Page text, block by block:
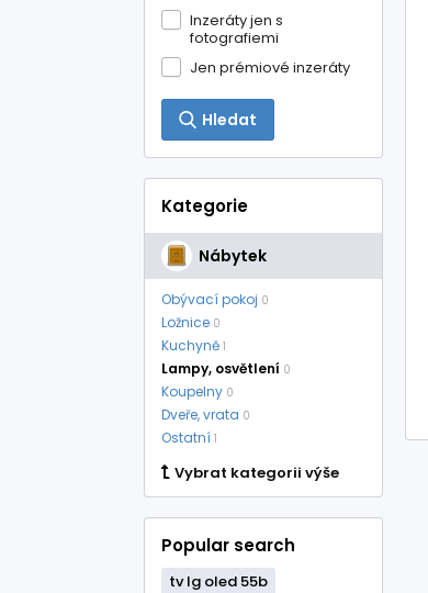
Inzeráty jen s
fotografiemi
Jen prémiové inzeráty
Hledat
Kategorie
Nábytek
Obývací pokoj 0
Ložnice 0
Kuchyně 1
Lampy, osvětlení 0
Koupelny 0
Dveře, vrata 0
Ostatní 1
Vybrat kategorii výše
Popular search
tv lg oled 55b